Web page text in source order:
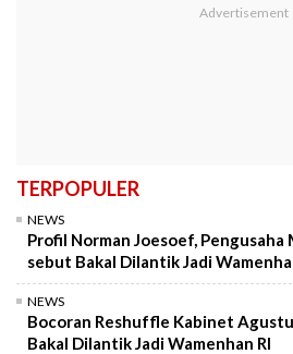
TERPOPULER
NEWS
Profil Norman Joesoef,
sebut Bakal Dilantik Jadi
NEWS
Bocoran Reshuffle Kabinet
Bakal Dilantik Jadi Wamenhan RI